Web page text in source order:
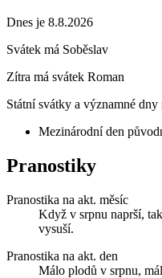
Dnes je 8.8.2026
Svátek má Soběslav
Zítra má svátek Roman
Státní svátky a významné dny
Mezinárodní den
Pranostiky
Pranostika na akt. měsíc
Když v srpnu naprší,
vysuší.
Pranostika na akt. den
Málo plodů v srpnu,